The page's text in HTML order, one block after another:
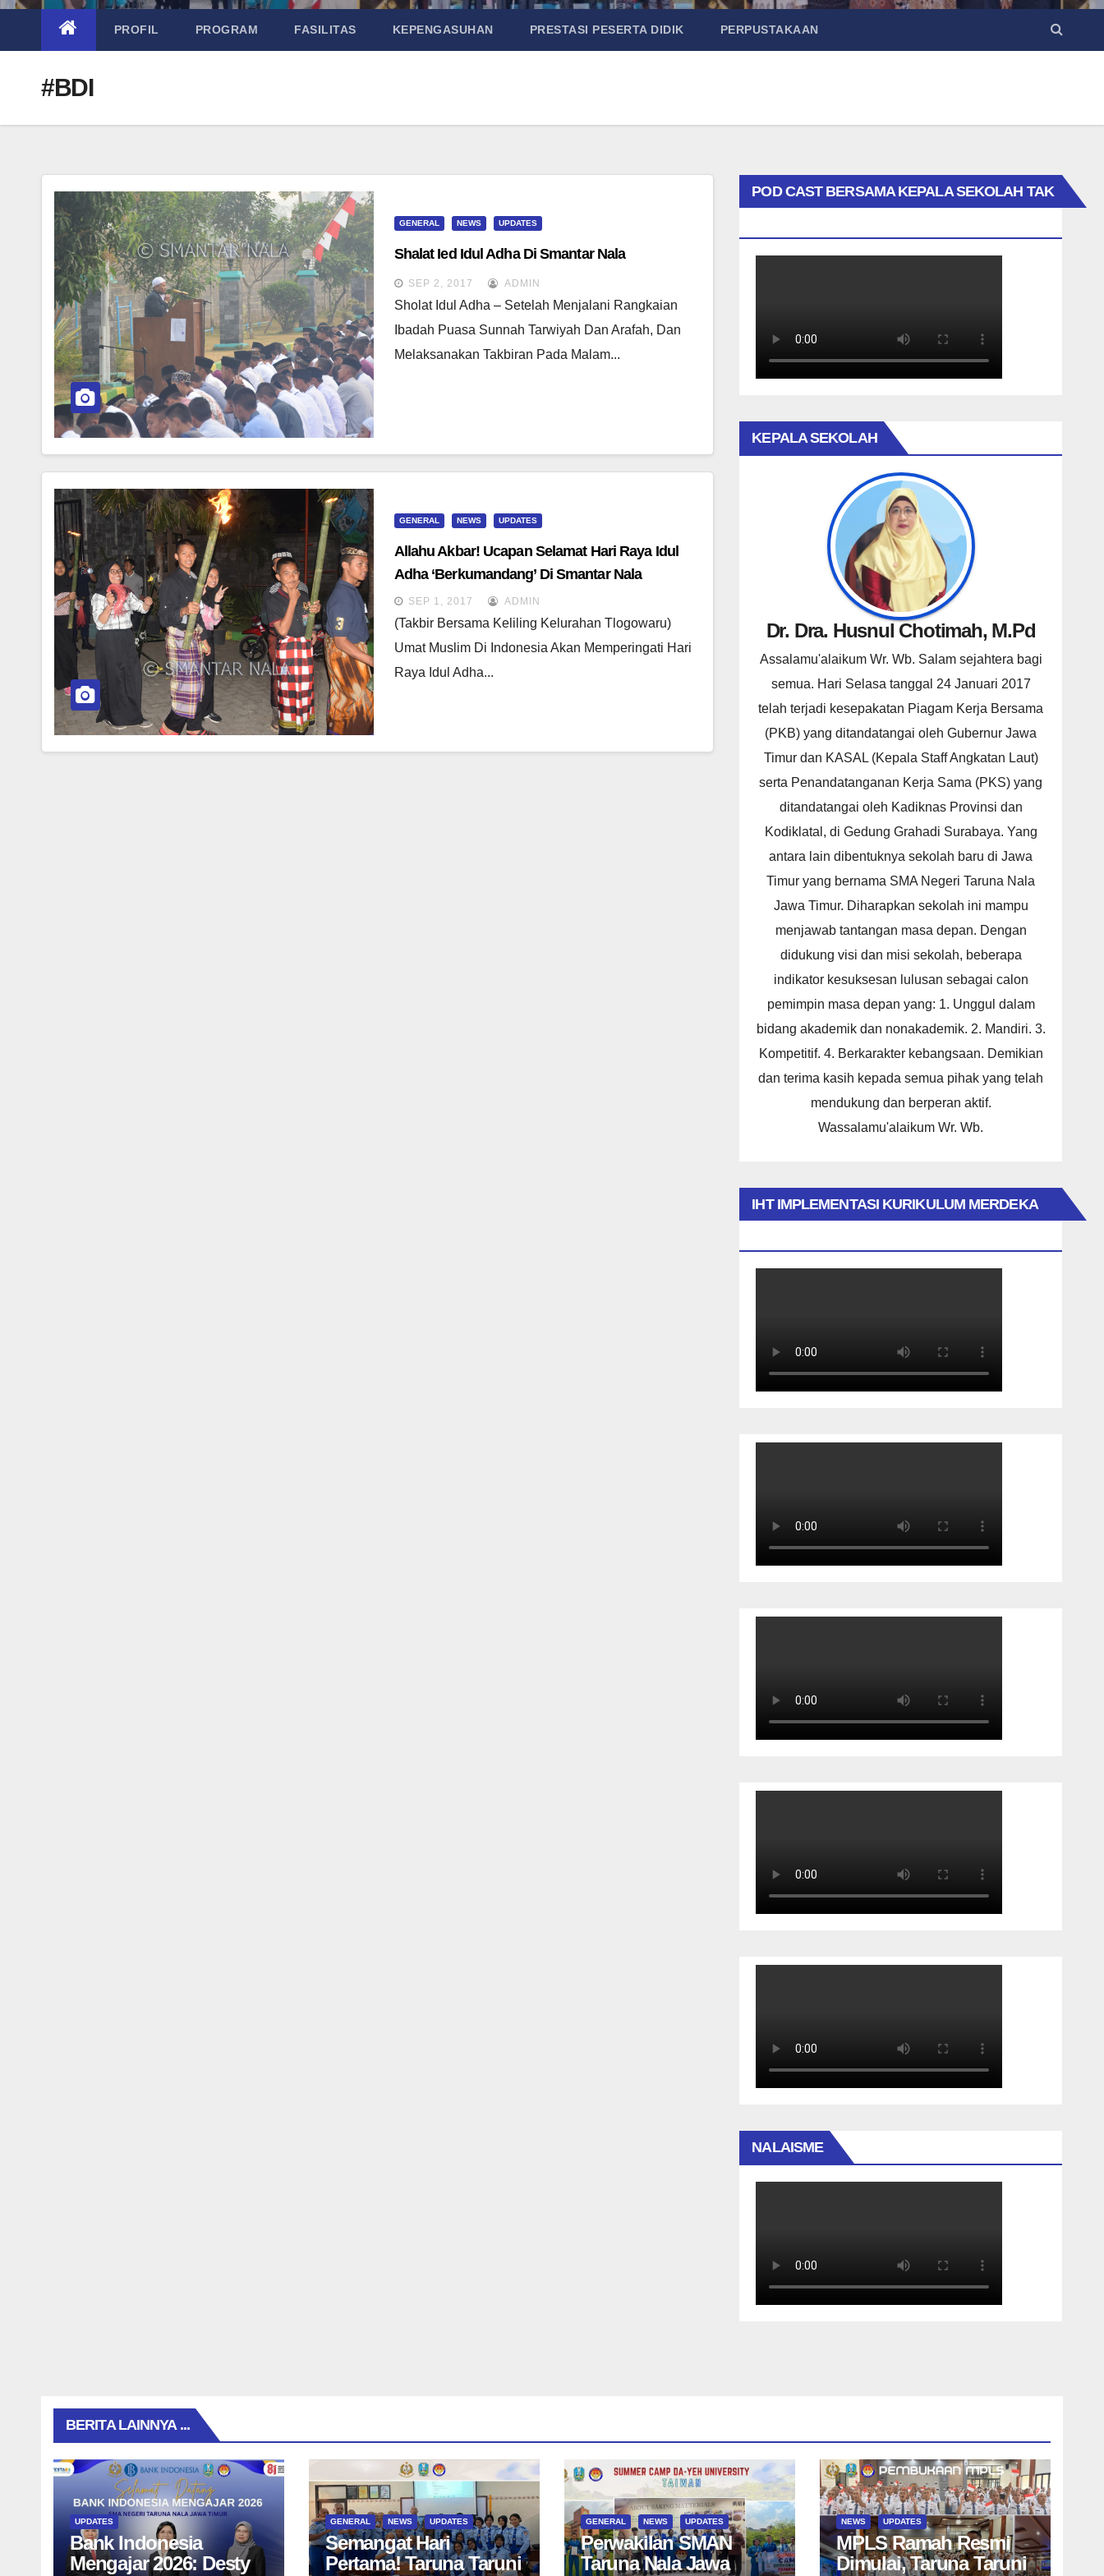
PROFIL PROGRAM FASILITAS KEPENGASUHAN PRESTASI PESERTA DIDIK PERPUSTAKAAN
#BDI
GENERAL NEWS UPDATES
Shalat Ied Idul Adha Di Smantar Nala
SEP 2, 2017 ADMIN
Sholat Idul Adha – Setelah Menjalani Rangkaian
Ibadah Puasa Sunnah Tarwiyah Dan Arafah, Dan
Melaksanakan Takbiran Pada Malam...
GENERAL NEWS UPDATES
Allahu Akbar! Ucapan Selamat Hari Raya Idul
Adha ‘Berkumandang’ Di Smantar Nala
SEP 1, 2017 ADMIN
(Takbir Bersama Keliling Kelurahan Tlogowaru)
Umat Muslim Di Indonesia Akan Memperingati Hari
Raya Idul Adha...
POD CAST BERSAMA KEPALA SEKOLAH TAK
KEPALA SEKOLAH
Dr. Dra. Husnul Chotimah, M.Pd
Assalamu'alaikum Wr. Wb. Salam sejahtera bagi
semua. Hari Selasa tanggal 24 Januari 2017
telah terjadi kesepakatan Piagam Kerja Bersama
(PKB) yang ditandatangai oleh Gubernur Jawa
Timur dan KASAL (Kepala Staff Angkatan Laut)
serta Penandatanganan Kerja Sama (PKS) yang
ditandatangai oleh Kadiknas Provinsi dan
Kodiklatal, di Gedung Grahadi Surabaya. Yang
antara lain dibentuknya sekolah baru di Jawa
Timur yang bernama SMA Negeri Taruna Nala
Jawa Timur. Diharapkan sekolah ini mampu
menjawab tantangan masa depan. Dengan
didukung visi dan misi sekolah, beberapa
indikator kesuksesan lulusan sebagai calon
pemimpin masa depan yang: 1. Unggul dalam
bidang akademik dan nonakademik. 2. Mandiri. 3.
Kompetitif. 4. Berkarakter kebangsaan. Demikian
dan terima kasih kepada semua pihak yang telah
mendukung dan berperan aktif.
Wassalamu'alaikum Wr. Wb.
IHT IMPLEMENTASI KURIKULUM MERDEKA
NALAISME
BERITA LAINNYA ...
UPDATES
Bank Indonesia
Mengajar 2026: Desty
GENERAL NEWS UPDATES
Semangat Hari
Pertama! Taruna Taruni
GENERAL NEWS UPDATES
Perwakilan SMAN
Taruna Nala Jawa
NEWS UPDATES
MPLS Ramah Resmi
Dimulai, Taruna Taruni